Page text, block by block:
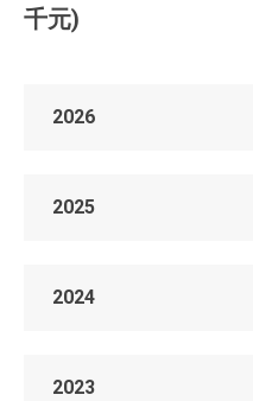
千元)
2026
2025
2024
2023